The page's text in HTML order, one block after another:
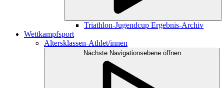
Triathlon-Jugendcup Ergebnis-Archiv
Wettkampfsport
Altersklassen-Athlet/innen
Nächste Navigationsebene öffnen